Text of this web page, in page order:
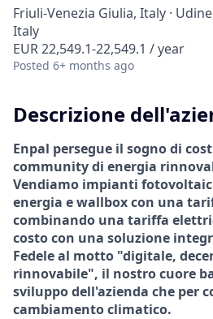
Friuli-Venezia Giulia, Italy ·
Italy
EUR 22,549.1-22,549.1 / year
Posted 6+ months ago
Descrizione
Enpal persegue il sogno di
community di energia
Vendiamo impianti
energia e wallbox con una
combinando una tariffa
costo con una soluzione
Fedele al motto "digitale,
rinnovabile", il nostro cuore
sviluppo dell'azienda che per
cambiamento climatico.